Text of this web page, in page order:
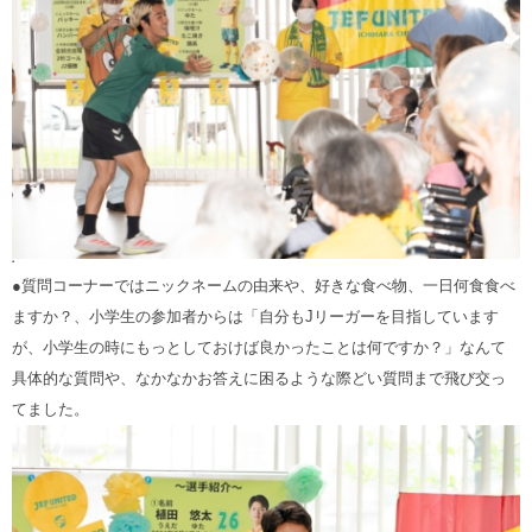
‘
●質問コーナーではニックネームの由来や、好きな食べ物、一日何食食べ
ますか？、小学生の参加者からは「自分もJリーガーを目指しています
が、小学生の時にもっとしておけば良かったことは何ですか？」なんて
具体的な質問や、なかなかお答えに困るような際どい質問まで飛び交っ
てました。